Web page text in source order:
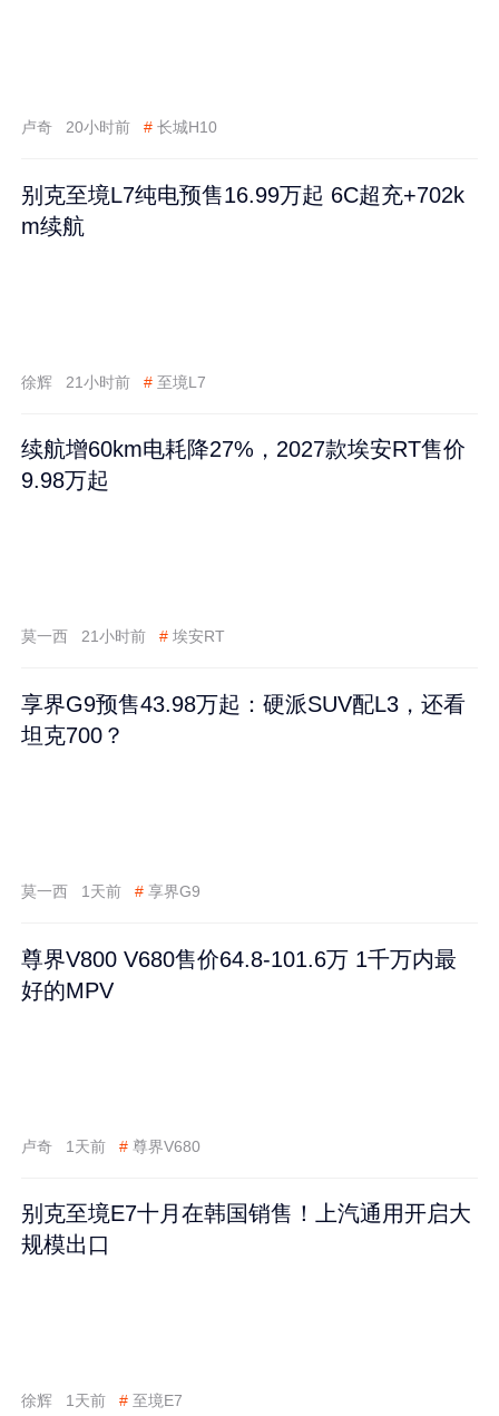
卢奇 20小时前 # 长城H10
别克至境L7纯电预售16.99万起 6C超充+702k
m续航
徐辉 21小时前 # 至境L7
续航增60km电耗降27%，2027款埃安RT售价
9.98万起
莫一西 21小时前 # 埃安RT
享界G9预售43.98万起：硬派SUV配L3，还看
坦克700？
莫一西 1天前 # 享界G9
尊界V800 V680售价64.8-101.6万 1千万内最
好的MPV
卢奇 1天前 # 尊界V680
别克至境E7十月在韩国销售！上汽通用开启大
规模出口
徐辉 1天前 # 至境E7